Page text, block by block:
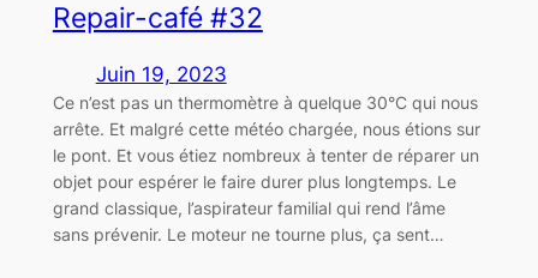
Repair-café #32
Juin 19, 2023
Ce n’est pas un thermomètre à quelque 30°C qui nous
arrête. Et malgré cette météo chargée, nous étions sur
le pont. Et vous étiez nombreux à tenter de réparer un
objet pour espérer le faire durer plus longtemps. Le
grand classique, l’aspirateur familial qui rend l’âme
sans prévenir. Le moteur ne tourne plus, ça sent…